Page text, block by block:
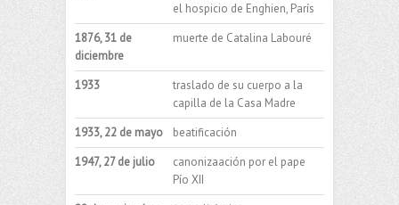
el hospicio de Enghien, París
1876, 31 de
diciembre
muerte de Catalina Labouré
1933
traslado de su cuerpo a la
capilla de la Casa Madre
1933, 22 de mayo
beatificación
1947, 27 de julio
canonizaación por el pape
Pío XII